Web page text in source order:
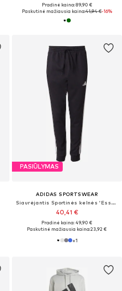
Pradinė kaina: 89,90 €
Paskutinė mažiausia kaina:41,94 €-16%
PASIŪLYMAS
ADIDAS SPORTSWEAR
Siaurėjantis Sportinės kelnės 'Essentials'
40,41 €
Pradinė kaina: 49,90 €
Paskutinė mažiausia kaina:23,92 €
+1